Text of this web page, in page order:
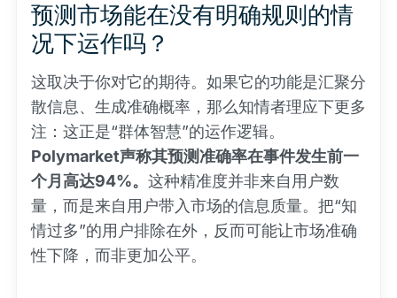
预测市场能在没有明确规则的情
况下运作吗？
这取决于你对它的期待。如果它的功能是汇聚分
散信息、生成准确概率，那么知情者理应下更多
注：这正是“群体智慧”的运作逻辑。
Polymarket声称其预测准确率在事件发生前一
个月高达94%。 这种精准度并非来自用户数
量，而是来自用户带入市场的信息质量。把“知
情过多”的用户排除在外，反而可能让市场准确
性下降，而非更加公平。